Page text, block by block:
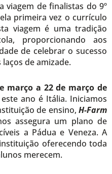
viagem de finalistas do 9º
primeira vez o currículo
viagem é uma tradição
proporcionando aos
de celebrar o sucesso
de amizade.
março a 22 de março de
ano é Itália. Iniciamos
de ensino, H-Farm
assegura um plano de
a Pádua e Veneza. A
oferecendo toda
merecem.